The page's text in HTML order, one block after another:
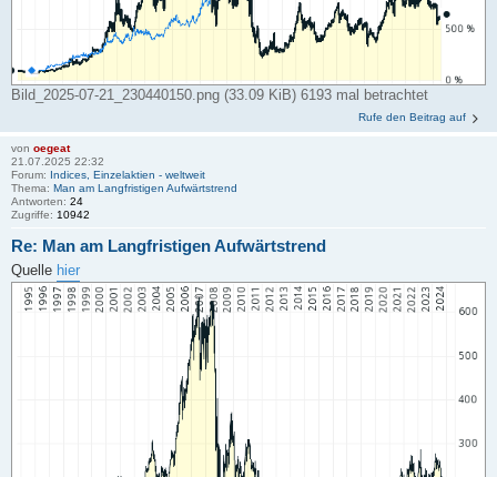
Bild_2025-07-21_230440150.png (33.09 KiB) 6193 mal betrachtet
Rufe den Beitrag auf
von oegeat
21.07.2025 22:32
Forum: Indices, Einzelaktien - weltweit
Thema: Man am Langfristigen Aufwärtstrend
Antworten: 24
Zugriffe: 10942
Re: Man am Langfristigen Aufwärtstrend
Quelle hier